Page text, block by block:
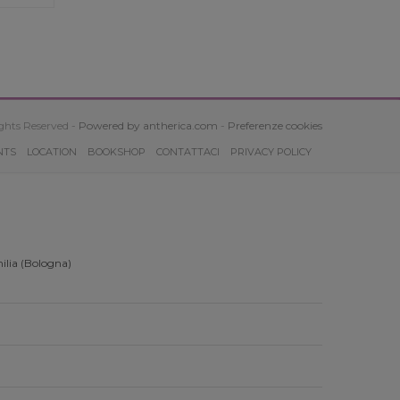
Reserved - Powered by antherica.com - Preferenze cookies
LOCATION BOOKSHOP CONTATTACI PRIVACY POLICY
(Bologna)